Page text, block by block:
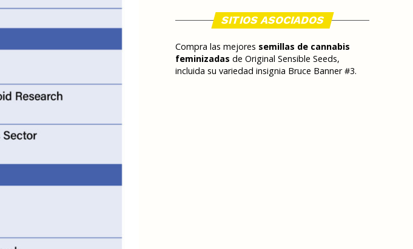
SITIOS ASOCIADOS
Compra las mejores semillas de cannabis
feminizadas de Original Sensible Seeds,
incluida su variedad insignia Bruce Banner #3.